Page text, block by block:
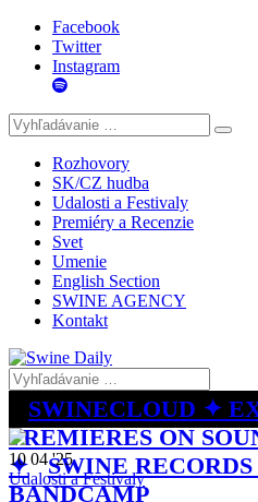
Facebook
Twitter
Instagram
Rozhovory
SK/CZ hudba
Udalosti a Festivaly
Premiéry a Recenzie
Svet
Umenie
English Section
SWINE AGENCY
Kontakt
SWINECLOUD ✦
PREMIERES ON
✦
SWINE
BANDCAMP
10 04 '25
Udalosti a Festivaly